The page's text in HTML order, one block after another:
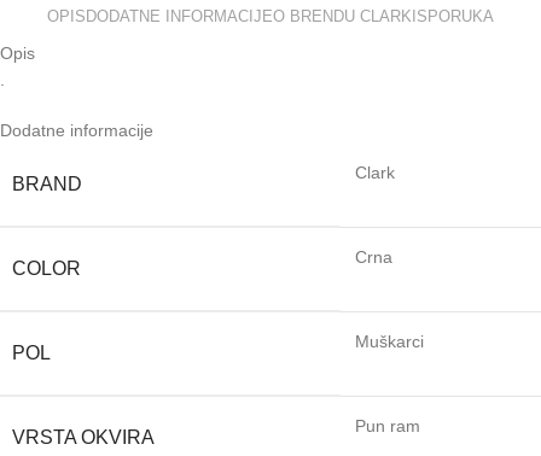
OPISDODATNE INFORMACIJEO BRENDU CLARKISPORUKA
Opis
Dodatne informacije
BRAND
Clark
COLOR
Crna
POL
Muškarci
VRSTA OKVIRA
Pun ram